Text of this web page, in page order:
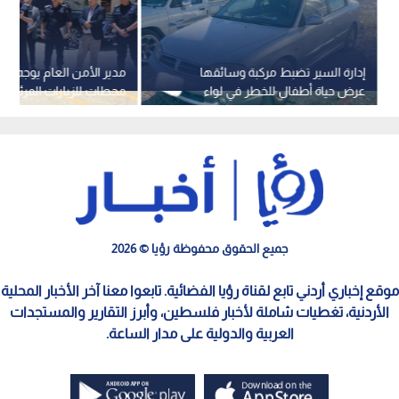
محطات للزيارات المرئية
الإصلاح
إدارة السير تضبط مركبة وسائقها
عرض حياة أطفال للخطر في لواء
الرصيفة
جميع الحقوق محفوظة رؤيا © 2026
موقع إخباري أردني تابع لقناة رؤيا الفضائية. تابعوا معنا آخر الأخبار المحلية
الأردنية، تغطيات شاملة لأخبار فلسطين، وأبرز التقارير والمستجدات
العربية والدولية على مدار الساعة.